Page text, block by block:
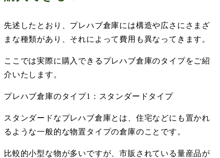
先述したとおり、プレハブ倉庫には構造や広さにさまざ
まな種類があり、それによって費用も異なってきます。
ここでは実際に購入できるプレハブ倉庫のタイプをご紹
介いたします。
プレハブ倉庫のタイプ1 ：スタンダードタイプ
スタンダードなプレハブ倉庫とは、住宅などにも置かれ
るような一般的な物置タイプの倉庫のことです。
比較的小型な物が多いですが、市販されている量産品が